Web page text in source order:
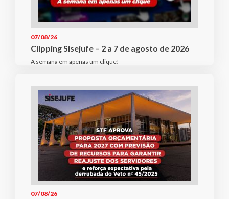
07/08/26
Clipping Sisejufe – 2 a 7 de agosto de 2026
A semana em apenas um clique!
07/08/26